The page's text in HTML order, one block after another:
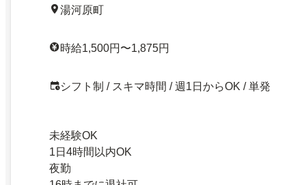
湯河原町
時給1,500円〜1,875円
シフト制 / スキマ時間 / 週1日からOK / 単発
未経験OK
1日4時間以内OK
夜勤